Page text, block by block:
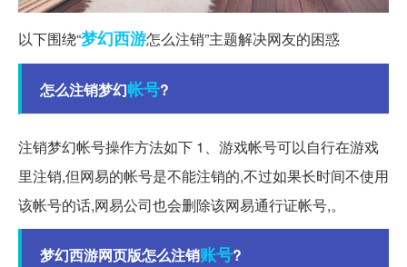
以下围绕“梦幻西游怎么注销”主题解决网友的困惑
怎么注销梦幻帐号?
注销梦幻帐号操作方法如下 1、游戏帐号可以自行在游戏
里注销,但网易的帐号是不能注销的,不过如果长时间不使用
该帐号的话,网易公司也会删除该网易通行证帐号,。
梦幻西游网页版怎么注销账号?